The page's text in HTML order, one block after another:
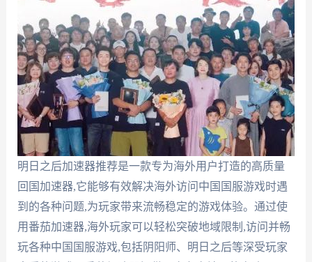
明日之后加速器推荐是一款专为海外用户打造的高质量
回国加速器,它能够有效解决海外访问中国国服游戏时遇
到的各种问题,为玩家带来流畅稳定的游戏体验。通过使
用番茄加速器,海外玩家可以轻松突破地域限制,访问并畅
玩各种中国国服游戏,包括阴阳师、明日之后等深受玩家